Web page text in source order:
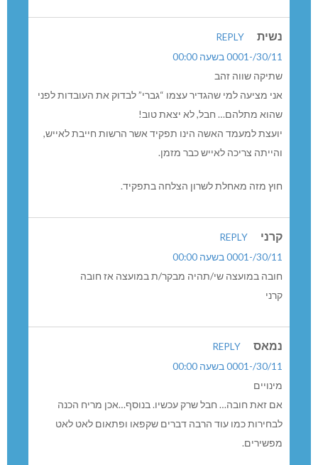
נשית
REPLY
30/11/-0001 בשעה 00:00
שתיקה שווה זהב
אני מציעה למי שהגדיר עצמו “גברי” לבדוק את העובדות לפני
שהוא מתלהם… חבל, לא יצאת טוב!
יועצת למעמד האשה הינו תפקיד אשר הרשות חייבת לאייש,
והייתה צריכה לאייש כבר מזמן.
חוץ מזה מאחלת לשרון הצלחה בתפקיד.
קרני
REPLY
30/11/-0001 בשעה 00:00
חובה במועצה שי/תהיה מבקר/ת במועצה אז חובה
קרני
נמאס
REPLY
30/11/-0001 בשעה 00:00
מינויים
אם זאת חובה… חבל שרק עכשיו. בנוסף…אכן מריח הכנה
לבחירות כמו עוד הרבה דברים שקפאו ופתאום לאט לאט
מפשירים.